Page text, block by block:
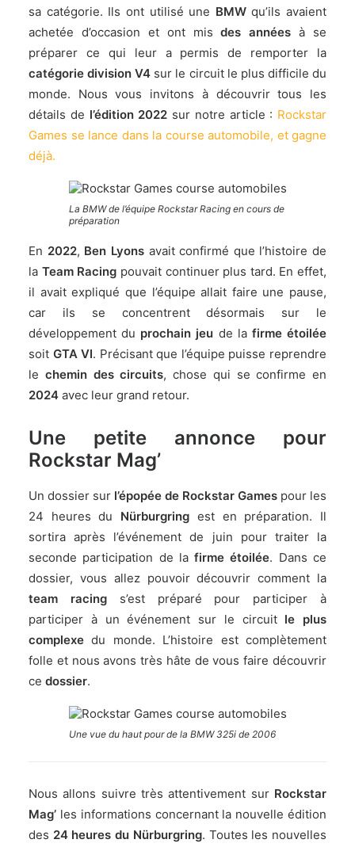
sa catégorie. Ils ont utilisé une BMWqu’ils avaient
achetée d’occasion et ont misdes années à se
préparer ce qui leur a permis de remporter la
catégorie division V4 sur le circuit le plus difficile du
monde. Nous vous invitons à découvrir tous les
détails de l’édition 2022 sur notre article : Rockstar
Games se lance dans la course automobile, et gagne
déjà.
La BMW de l’équipe Rockstar Racing en cours de
préparation
En 2022, Ben Lyonsavait confirmé que l’histoire de
la Team Racing pouvait continuer plus tard. En effet,
il avait expliqué que l’équipe allait faire une pause,
car ils se concentrent désormais sur le
développement du prochain jeu de la firme étoilée
soit GTA VI. Précisant que l’équipe puisse reprendre
le chemin des circuits, chose qui se confirme en
2024 avec leur grand retour.
Une petite annonce pour
Rockstar Mag’
Un dossier sur l’épopée de Rockstar Games pour les
24 heures du Nürburgring est en préparation. Il
sortira après l’événement de juin pour traiter la
seconde participation de lafirme étoilée. Dans ce
dossier, vous allez pouvoir découvrir comment la
team racings’est préparé pour participer à
participer à un événement sur le circuitle plus
complexe du monde. L’histoire est complètement
folle et nous avons très hâte de vous faire découvrir
ce dossier.
Une vue du haut pour de la BMW 325i de 2006
Nous allons suivre très attentivement sur Rockstar
Mag’ les informations concernant la nouvelle édition
des 24 heures du Nürburgring. Toutes les nouvelles